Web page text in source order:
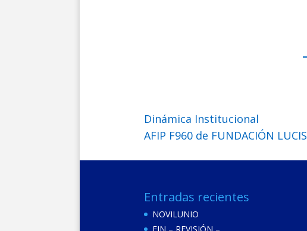
Dinámica Institucional
AFIP F960 de FUNDACIÓN LUCIS
Entradas recientes
NOVILUNIO
FIN – REVISIÓN –